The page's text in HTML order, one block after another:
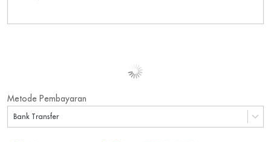
Metode Pembayaran
Bank Transfer